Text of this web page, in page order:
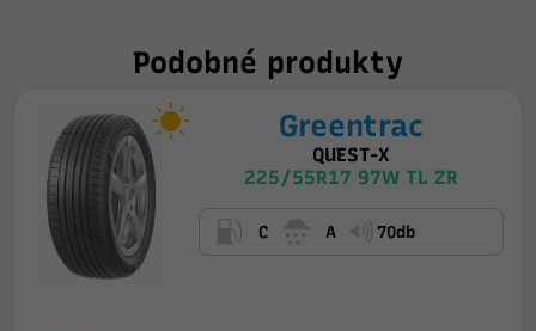
Podobné produkty
Greentrac
QUEST-X
225/55R17 97W TL ZR
C A 70db